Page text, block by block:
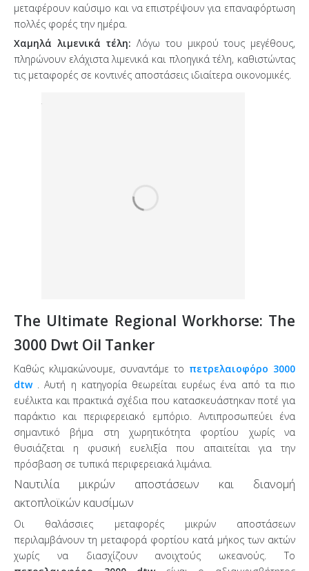
μεταφέρουν καύσιμο και να επιστρέψουν για επαναφόρτωση
πολλές φορές την ημέρα.
Χαμηλά λιμενικά τέλη:Λόγω του μικρού τους μεγέθους,
πληρώνουν ελάχιστα λιμενικά και πλοηγικά τέλη, καθιστώντας
τις μεταφορές σε κοντινές αποστάσεις ιδιαίτερα οικονομικές.
The Ultimate Regional Workhorse: The
3000 Dwt Oil Tanker
Καθώς κλιμακώνουμε, συναντάμε το πετρελαιοφόρο 3000
dtw . Αυτή η κατηγορία θεωρείται ευρέως ένα από τα πιο
ευέλικτα και πρακτικά σχέδια που κατασκευάστηκαν ποτέ για
παράκτιο και περιφερειακό εμπόριο. Αντιπροσωπεύει ένα
σημαντικό βήμα στη χωρητικότητα φορτίου χωρίς να
θυσιάζεται η φυσική ευελιξία που απαιτείται για την
πρόσβαση σε τυπικά περιφερειακά λιμάνια.
Ναυτιλία μικρών αποστάσεων και διανομή
ακτοπλοϊκών καυσίμων
Οι θαλάσσιες μεταφορές μικρών αποστάσεων
περιλαμβάνουν τη μεταφορά φορτίου κατά μήκος των ακτών
χωρίς να διασχίζουν ανοιχτούς ωκεανούς. Το